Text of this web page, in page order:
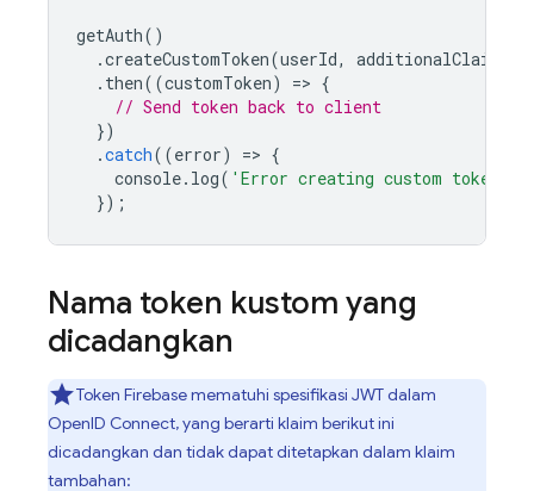
getAuth()
.createCustomToken(userId, additionalClaims
. then((customToken) => {
// Send token back to client
})
.catch((error) => {
console. log( 'Error creating custom token:'
});
Nama token kustom yang
dicadangkan
Token Firebase mematuhi spesifikasi JWT dalam
OpenID Connect, yang berarti klaim berikut ini
dicadangkan dan tidak dapat ditetapkan dalam klaim
tambahan: